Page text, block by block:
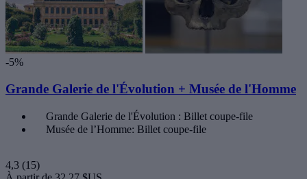
-5%
Grande Galerie de l'Évolution + Musée de l'Homme
Grande Galerie de l'Évolution : Billet coupe-file
Musée de l’Homme: Billet coupe-file
4,3 (15)